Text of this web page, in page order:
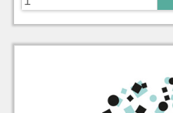
zu Warenkorb